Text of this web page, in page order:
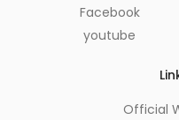
Facebook
youtube
Official